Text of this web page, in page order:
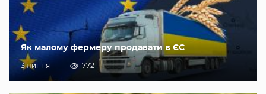
Як малому фермеру продавати в ЄС
3 липня 772